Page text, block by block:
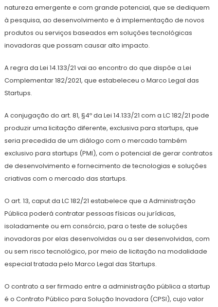
natureza emergente e com grande potencial, que se dediquem
à pesquisa, ao desenvolvimento e à implementação de novos
produtos ou serviços baseados em soluções tecnológicas
inovadoras que possam causar alto impacto.
A regra da Lei 14.133/21 vai ao encontro do que dispõe a Lei
Complementar 182/2021, que estabeleceu o Marco Legal das
Startups.
A conjugação do art. 81, §4º da Lei 14.133/21 com a LC 182/21 pode
produzir uma licitação diferente, exclusiva para startups, que
seria precedida de um diálogo com o mercado também
exclusivo para startups (PMI), com o potencial de gerar contratos
de desenvolvimento e fornecimento de tecnologias e soluções
criativas com o mercado das startups.
O art. 13, caput da LC 182/21 estabelece que a Administração
Pública poderá contratar pessoas físicas ou jurídicas,
isoladamente ou em consórcio, para o teste de soluções
inovadoras por elas desenvolvidas ou a ser desenvolvidas, com
ou sem risco tecnológico, por meio de licitação na modalidade
especial tratada pelo Marco Legal das Startups.
O contrato a ser firmado entre a administração pública a startup
é o Contrato Público para Solução Inovadora (CPSI), cujo valor